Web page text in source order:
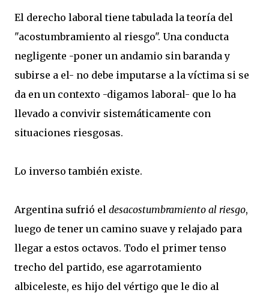
El derecho laboral tiene tabulada la teoría del
"acostumbramiento al riesgo". Una conducta
negligente -poner un andamio sin baranda y
subirse a el- no debe imputarse a la víctima si se
da en un contexto -digamos laboral- que lo ha
llevado a convivir sistemáticamente con
situaciones riesgosas.
Lo inverso también existe.
Argentina sufrió el desacostumbramiento al riesgo,
luego de tener un camino suave y relajado para
llegar a estos octavos. Todo el primer tenso
trecho del partido, ese agarrotamiento
albiceleste, es hijo del vértigo que le dio al